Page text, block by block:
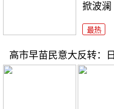
掀波澜
最热
高市早苗民意大反转：